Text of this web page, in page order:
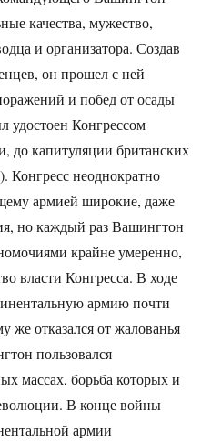
качества, мужество,
и организатора. Создав
он прошел с ней
и побед от осады
удостоен Конгрессом
до капитуляции британских
Конгресс неоднократно
армией широкие, даже
но каждый раз Вашингтон
крайне умеренно,
власти Конгресса. В ходе
армию почти
же отказался от жалованья
пользовался
массах, борьба которых и
В конце войны
армии